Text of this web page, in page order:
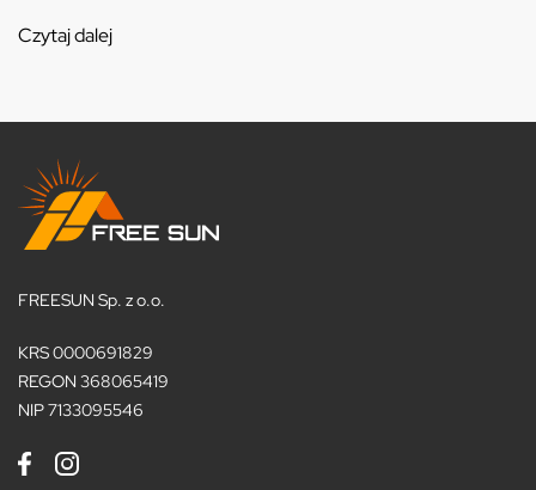
Czytaj dalej
FREESUN Sp. z o.o.
KRS 0000691829
REGON 368065419
NIP 7133095546